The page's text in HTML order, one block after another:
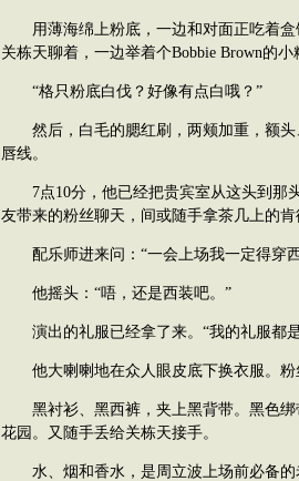
用薄海绵上粉底，一边和对面正吃着盒
关栋天聊着，一边举着个Bobbie Brown的小
“格只粉底白伐？好像有点白哦？”
然后，白毛的腮红刷，两颊加重，额头
唇线。
7点10分，他已经把贵宾室从这头到那
友带来的粉丝聊天，间或随手拿茶几上的肯
配乐师进来问：“一会上场我一定得穿
他摇头：“唔，还是西装吧。”
演出的礼服已经拿了来。“我的礼服都是
他大喇喇地在众人眼皮底下换衣服。粉
黑衬衫、黑西裤，夹上黑背带。黑色绑
花园。又随手丢给关栋天接手。
水、烟和香水，是周立波上场前必备的